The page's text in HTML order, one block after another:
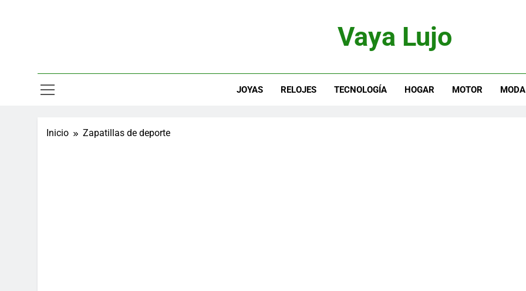
Vaya Lujo
JOYAS RELOJES TECNOLOGÍA HOGAR MOTOR MODA
Inicio Zapatillas de deporte